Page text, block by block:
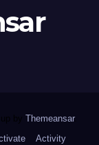
by Themeansar.
Activity